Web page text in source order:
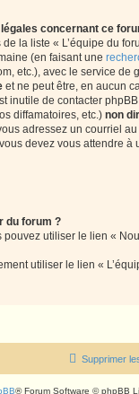
concernant ce
la liste « L’équipe du
(en faisant une
etc.), avec le service de
et ne peut être, en aucun
inutile de contacter
diffamatoires, etc.) non
adressez un courriel
devez vous attendre à
du forum ?
utiliser le lien «
utiliser le lien «
Supprimer
® Forum Software © phpBB